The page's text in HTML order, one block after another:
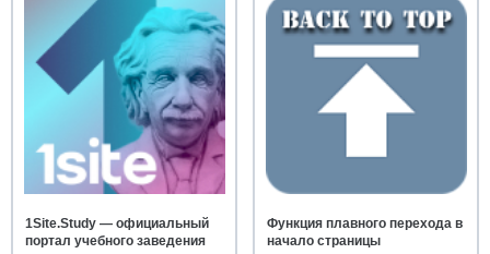
1Site.Study — официальный
портал учебного заведения
Функция плавного перехода в
начало страницы